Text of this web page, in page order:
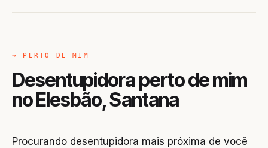
→ PERTO DE MIM
Desentupidora perto de mim
no Elesbão, Santana
Procurando desentupidora mais próxima de você